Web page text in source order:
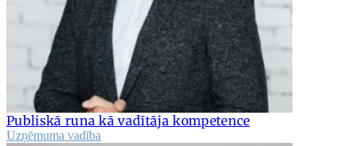
Publiskā runa kā vadītāja kompetence
Uzņēmuma vadība